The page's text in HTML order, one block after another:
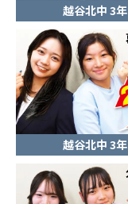
越谷北中 3年
越谷北中 3年